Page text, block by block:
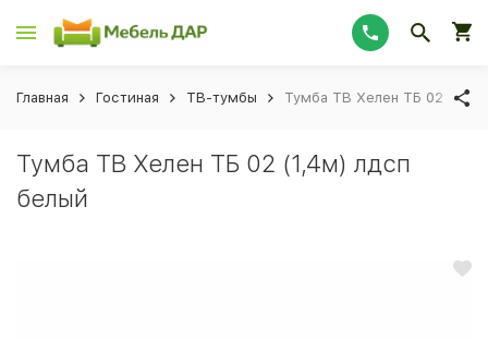
Главная Гостиная ТВ-тумбы Тумба ТВ Хелен ТБ 02
Тумба ТВ Хелен ТБ 02 (1,4м) лдсп
белый